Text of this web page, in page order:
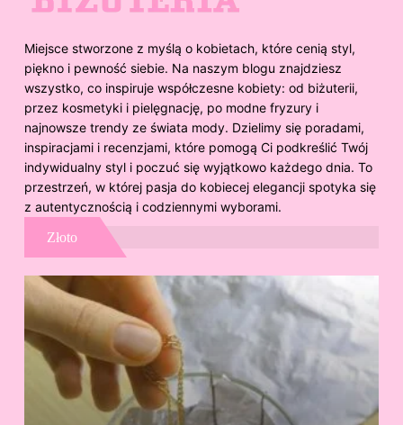
Miejsce stworzone z myślą o kobietach, które cenią styl,
piękno i pewność siebie. Na naszym blogu znajdziesz
wszystko, co inspiruje współczesne kobiety: od biżuterii,
przez kosmetyki i pielęgnację, po modne fryzury i
najnowsze trendy ze świata mody. Dzielimy się poradami,
inspiracjami i recenzjami, które pomogą Ci podkreślić Twój
indywidualny styl i poczuć się wyjątkowo każdego dnia. To
przestrzeń, w której pasja do kobiecej elegancji spotyka się
z autentycznością i codziennymi wyborami.
Złoto